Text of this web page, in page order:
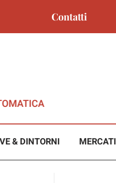
Contatti
& DINTORNI MERCATI